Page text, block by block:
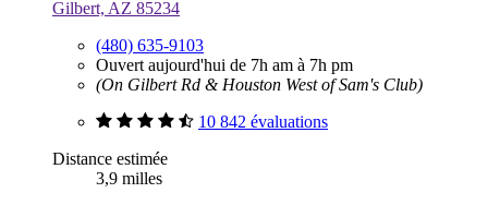
Gilbert, AZ 85234
(480) 635-9103
Ouvert aujourd'hui de 7h am à 7h pm
(On Gilbert Rd & Houston West of Sam's Club)
10 842 évaluations
Distance estimée
3,9 milles